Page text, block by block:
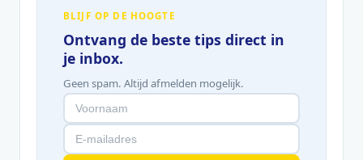
BLIJF OP DE HOOGTE
Ontvang de beste tips direct in
je inbox.
Geen spam. Altijd afmelden mogelijk.